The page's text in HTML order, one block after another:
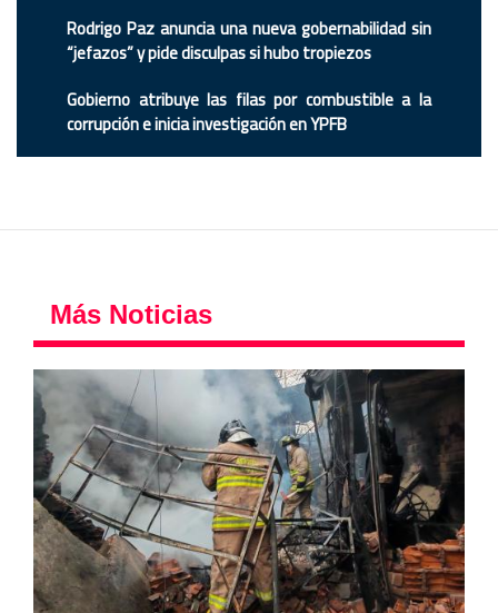
Rodrigo Paz anuncia una nueva gobernabilidad sin
“jefazos” y pide disculpas si hubo tropiezos
Gobierno atribuye las filas por combustible a la
corrupción e inicia investigación en YPFB
Más Noticias